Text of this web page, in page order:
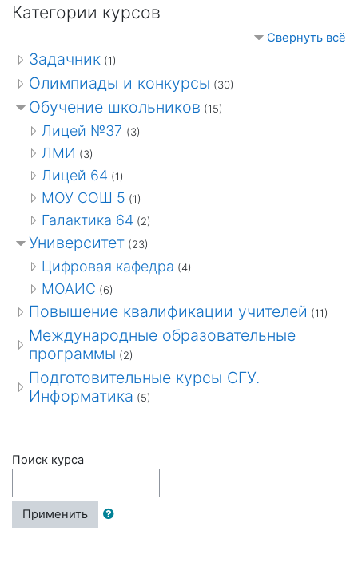
Категории курсов
Свернуть всё
Задачник (1)
Олимпиады и конкурсы (30)
Обучение школьников (15)
Лицей №37 (3)
ЛМИ (3)
Лицей 64 (1)
МОУ СОШ 5 (1)
Галактика 64 (2)
Университет (23)
Цифровая кафедра (4)
МОАИС (6)
Повышение квалификации учителей (11)
Международные образовательные
программы (2)
Подготовительные курсы СГУ.
Информатика (5)
Поиск курса
Применить